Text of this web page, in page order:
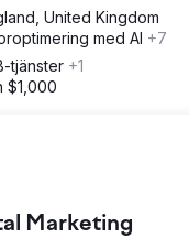
United Kingdom
med AI +7
tjänster +1
$1,000
Marketing